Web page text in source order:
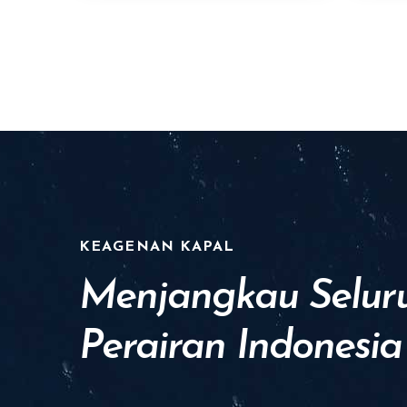
KEAGENAN KAPAL
Menjangkau
Perairan Indonesia